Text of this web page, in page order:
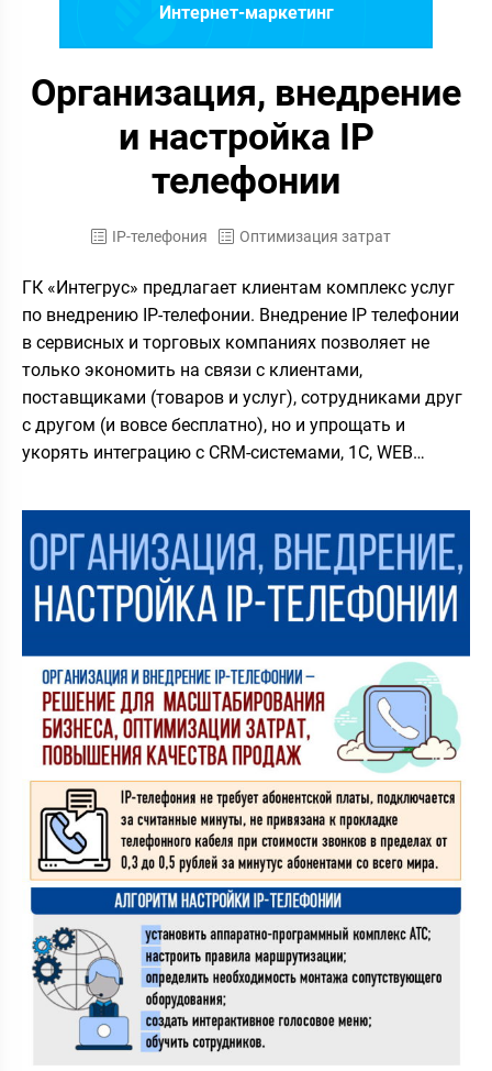
Интернет-маркетинг
Организация, внедрение
и настройка IP
телефонии
IP-телефония Оптимизация затрат
ГК «Интегрус» предлагает клиентам комплекс услуг
по внедрению IP-телефонии. Внедрение IP телефонии
в сервисных и торговых компаниях позволяет не
только экономить на связи с клиентами,
поставщиками (товаров и услуг), сотрудниками друг
с другом (и вовсе бесплатно), но и упрощать и
укорять интеграцию с CRM-системами, 1С, WEB…